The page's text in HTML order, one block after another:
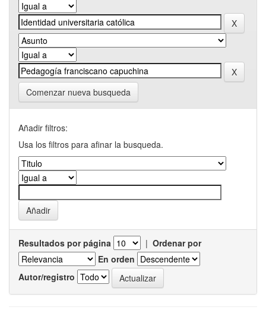
Comenzar nueva busqueda
Añadir filtros:
Usa los filtros para afinar la busqueda.
Resultados por página | Ordenar por
En orden
Autor/registro